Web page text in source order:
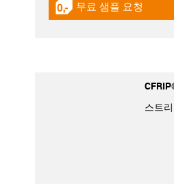
igus-icon-gratismuster
무료 샘플 요청
스트